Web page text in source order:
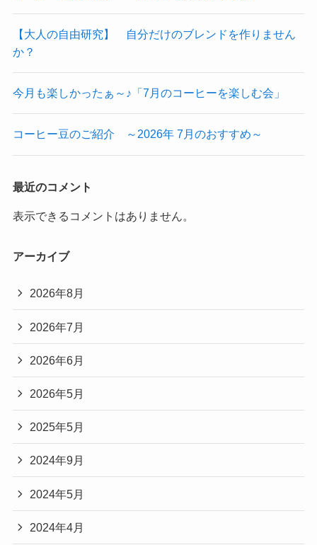
【大人の自由研究】 自分だけのブレンドを作りません
か？
今月も楽しかったぁ～♪「7月のコーヒーを楽しむ会」
コーヒー豆のご紹介 ～2026年 7月のおすすめ～
最近のコメント
表示できるコメントはありません。
アーカイブ
2026年8月
2026年7月
2026年6月
2026年5月
2025年5月
2024年9月
2024年5月
2024年4月